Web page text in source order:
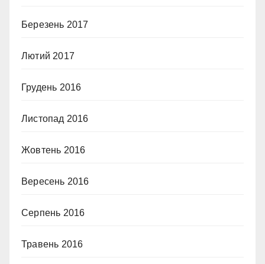
Березень 2017
Лютий 2017
Грудень 2016
Листопад 2016
Жовтень 2016
Вересень 2016
Серпень 2016
Травень 2016